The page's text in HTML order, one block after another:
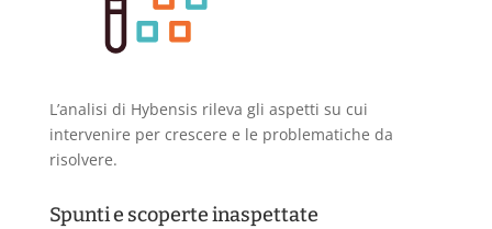
L’analisi di Hybensis rileva gli aspetti su cui
intervenire per crescere e le problematiche da
risolvere.
Spunti e scoperte inaspettate